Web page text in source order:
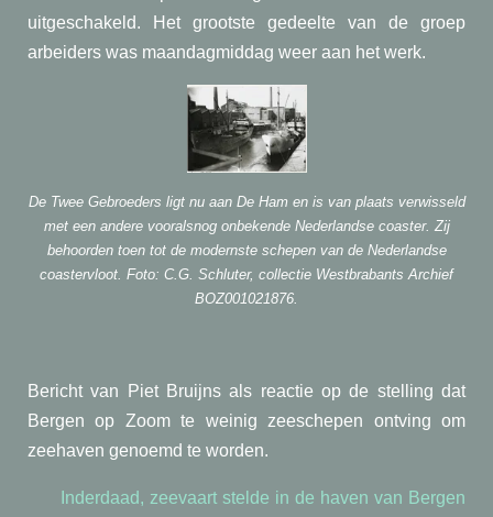
uitgeschakeld. Het grootste gedeelte van de groep
arbeiders was maandagmiddag weer aan het werk.
De Twee Gebroeders ligt nu aan De Ham en is van plaats verwisseld
met een andere vooralsnog onbekende Nederlandse coaster. Zij
behoorden toen tot de modernste schepen van de Nederlandse
coastervloot. Foto: C.G. Schluter, collectie Westbrabants Archief
BOZ001021876.
Bericht van Piet Bruijns als reactie op de stelling dat
Bergen op Zoom te weinig zeeschepen ontving om
zeehaven genoemd te worden.
Inderdaad, zeevaart stelde in de haven van Bergen